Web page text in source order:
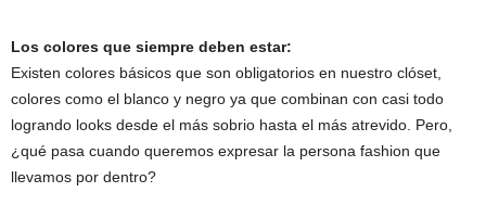
Los colores que siempre deben estar:
Existen colores básicos que son obligatorios en nuestro clóset,
colores como el blanco y negro ya que combinan con casi todo
logrando looks desde el más sobrio hasta el más atrevido. Pero,
¿qué pasa cuando queremos expresar la persona fashion que
llevamos por dentro?